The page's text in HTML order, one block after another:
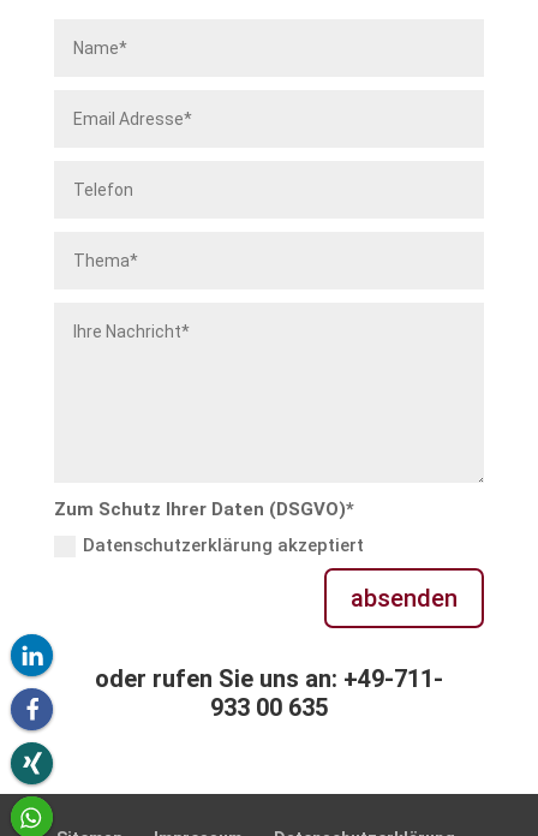
Zum Schutz Ihrer Daten (DSGVO)*
Datenschutzerklärung akzeptiert
absenden
oder rufen Sie uns an: +49-711-
933 00 635